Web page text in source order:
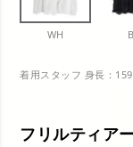
WH
着用スタッフ 身長：
フリルティア